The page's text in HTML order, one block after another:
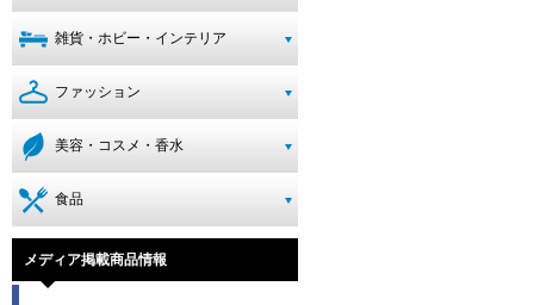
雑貨・ホビー・インテリア
ファッション
美容・コスメ・香水
食品
メディア掲載商品情報